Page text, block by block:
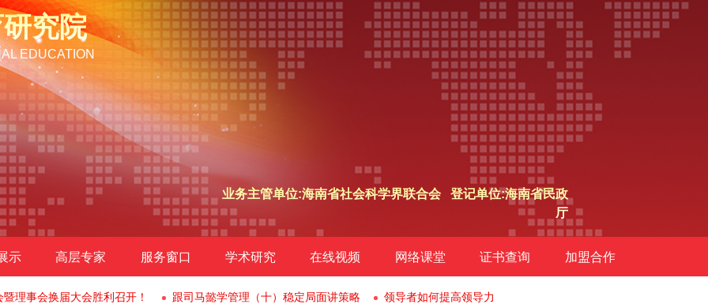
究院
EDUCATION
业务主管单位:海南省社会科学界联合会 登记单位:海南省民政
厅
示 高层专家 服务窗口 学术研究 在线视频 网络课堂 证书查询 加盟合作
理事会换届大会胜利召开！ 跟司马懿学管理（十）稳定局面讲策略 领导者如何提高领导力